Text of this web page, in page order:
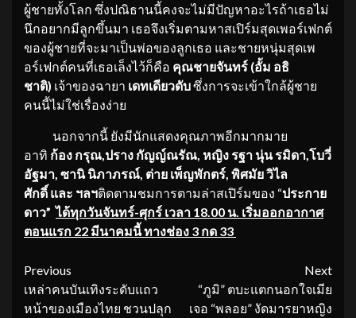
ผู้ชายทั้งโลก ซึ่งปณิธานนี้คงจะไม่มีปัญหาอะไรถ้าเธอไม่
นึกอยากมีลูกขึ้นมา เธอจึงเริ่มตามหาสเปิร์มสุดเพอร์เฟกต์
ของผู้ชายที่จะมาเป็นพ่อของลูกเธอ และชายหนุ่มสุดเพ
อร์เฟกต์คนที่เธอเล็งไว้ก็คือ คุณชายจันทร์ (อั้ม อธิ
ชาติ) เจ้าของฉายา เดทเดียวดับซึ่งการจะเข้าใกล้ผู้ชาย
คนนี้ไม่ใช่เรื่องง่าย
นอกจากนี้ ยังมีนักแสดงคุณภาพอีกมากมาย
อาทิ ก้อง กรุณ ,ปราง กัญญ์ณรัณ, หญิง รฐา นุ่น รมิดา,โบวี่
อัฐมา, ซานิ นิภาภรณ์, ต่าย เพ็ญพักตร์, พิศมัย วิไล
ศักดิ์ และ ฯลฯติดตามชมการตามล่าสเปิร์มของ “ประกาย
ดาว” ได้ทุกวันจันทร์-ศุกร์ เวลา 18.00 น. เริ่มออกอากาศ
ตอนแรก 22 มีนาคมนี้ ทางช่อง 3 กด 33
Continue
Reading
Previous
เหล่าคนบันเทิงระดับแถว
หน้าของเมืองไทย ชวนปลุก
Next
“ภูมิ” ตบะแตกนอกใจเมีย
เจอ “พลอย” งัดมารยาหญิง